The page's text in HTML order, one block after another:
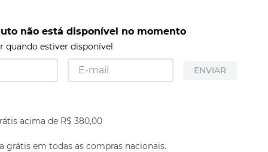
não está disponível no momento
quando estiver disponível
ENVIAR
acima de R$ 380,00
grátis em todas as compras nacionais.